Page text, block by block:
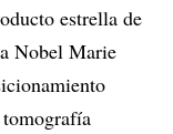
estrella de
Nobel Marie